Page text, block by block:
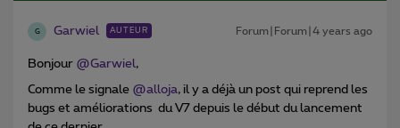
G Garwiel AUTEUR Forum|Forum|4 years ago
Bonjour @Garwiel,
Comme le signale @alloja, il y a déjà un post qui reprend les
bugs et améliorations du V7 depuis le début du lancement